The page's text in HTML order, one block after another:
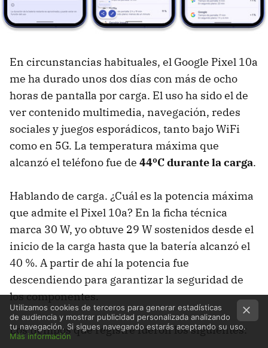
En circunstancias habituales, el Google Pixel 10a
me ha durado unos dos días con más de ocho
horas de pantalla por carga. El uso ha sido el de
ver contenido multimedia, navegación, redes
sociales y juegos esporádicos, tanto bajo WiFi
como en 5G. La temperatura máxima que
alcanzó el teléfono fue de 44ºC durante la carga.
Hablando de carga. ¿Cuál es la potencia máxima
que admite el Pixel 10a? En la ficha técnica
marca 30 W, yo obtuve 29 W sostenidos desde el
inicio de la carga hasta que la batería alcanzó el
40 %. A partir de ahí la potencia fue
descendiendo para garantizar la seguridad de
los componentes.
Los tiempos que registré fueron los siguientes:
Utilizamos cookies de terceros para generar estadísticas
de audiencia y mostrar publicidad personalizada analizando
tu navegación. Si sigues navegando estarás aceptando su uso.
Más información